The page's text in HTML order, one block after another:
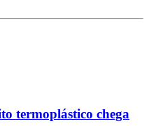
termoplástico chega